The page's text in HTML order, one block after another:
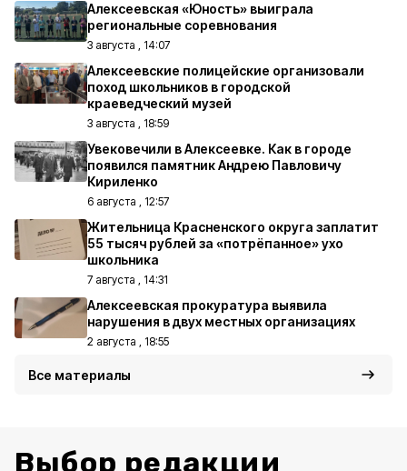
Алексеевская «Юность» выиграла
региональные соревнования
3 августа , 14:07
Алексеевские полицейские организовали
поход школьников в городской
краеведческий музей
3 августа , 18:59
Увековечили в Алексеевке. Как в городе
появился памятник Андрею Павловичу
Кириленко
6 августа , 12:57
Жительница Красненского округа заплатит
55 тысяч рублей за «потрёпанное» ухо
школьника
7 августа , 14:31
Алексеевская прокуратура выявила
нарушения в двух местных организациях
2 августа , 18:55
Все материалы
Выбор редакции